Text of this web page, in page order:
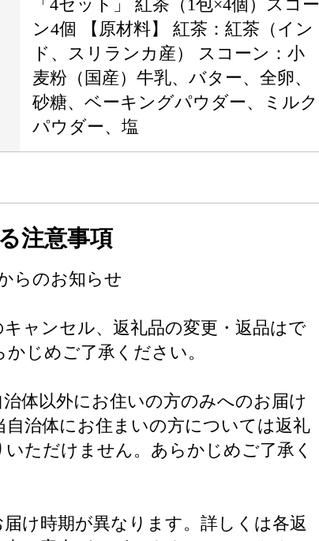
「4セット」 紅茶（1包×4個）スコー
ン4個 【原材料】 紅茶：紅茶（イン
ド、スリランカ産） スコーン：小
麦粉（国産）牛乳、バター、全卵、
砂糖、ベーキングパウダー、ミルク
パウダー、塩
注意事項
らのお知らせ
キャンセル、返礼品の変更・返品はで
じめご了承ください。
治体以外にお住いの方のみへのお届け
自治体にお住まいの方については返礼
ただけません。あらかじめご了承く
届け時期が異なります。詳しくは各返